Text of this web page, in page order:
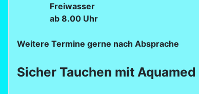
Freiwasser
ab 8.00 Uhr
Weitere Termine gerne nach Absprache
Sicher Tauchen mit Aquamed